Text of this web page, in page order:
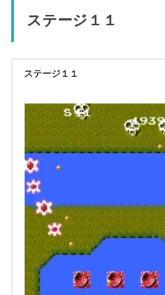
ステージ１１
ステージ１１